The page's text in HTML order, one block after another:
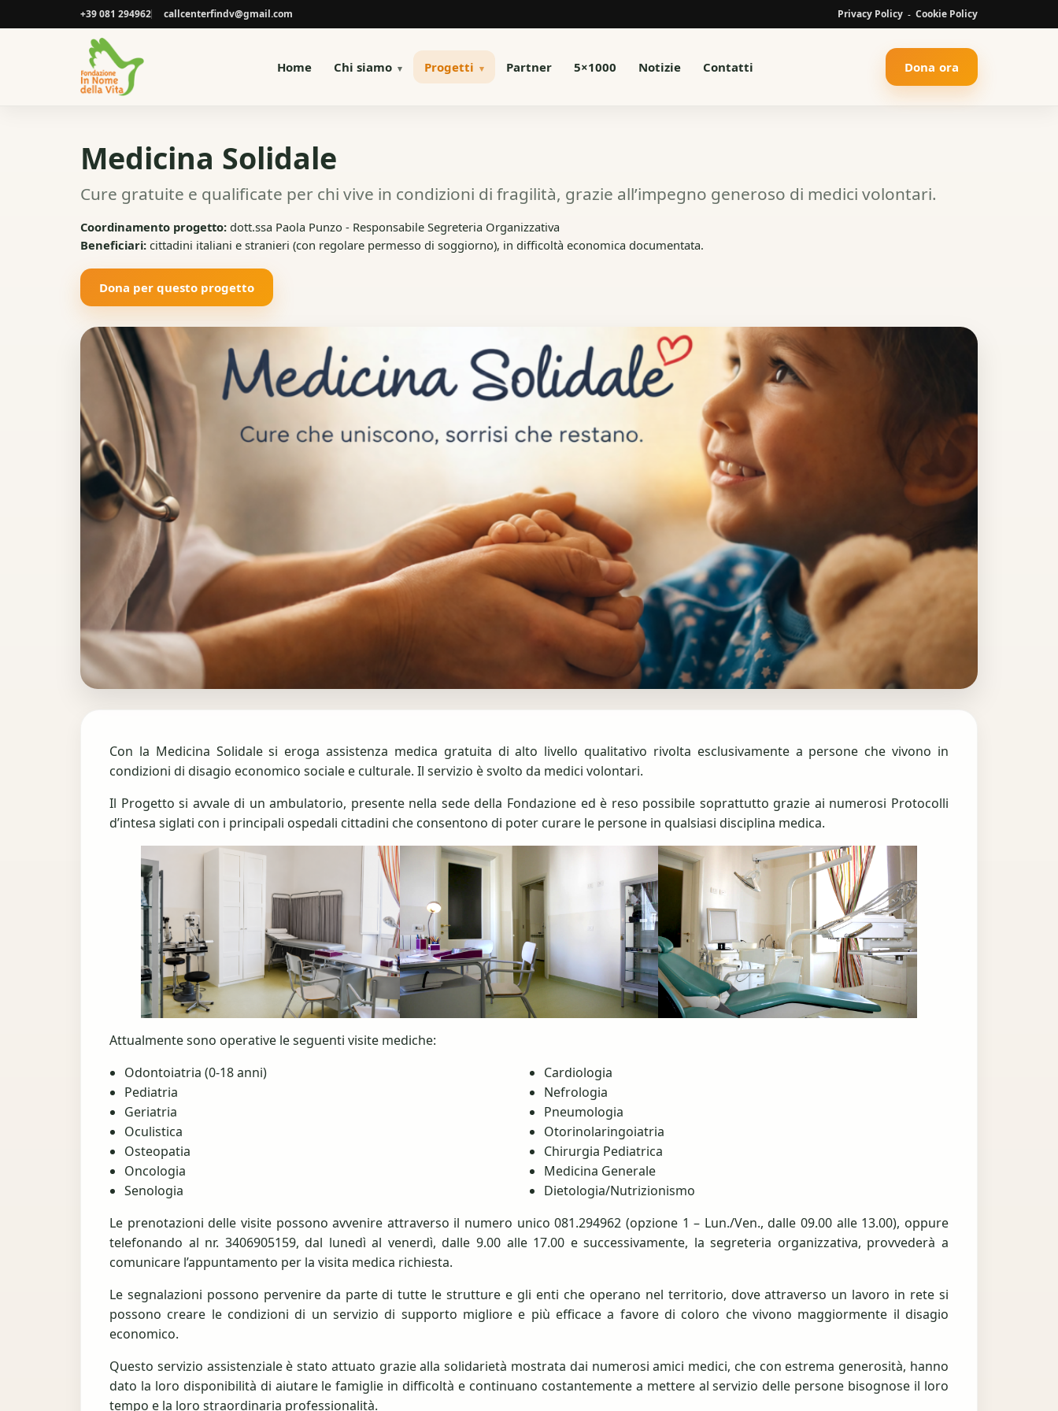
+39 081 294962 callcenterfindv@gmail.com Privacy Policy - Cookie Policy
Home Chi siamo Progetti Partner 5×1000 Notizie Contatti Dona ora
Medicina Solidale
Cure gratuite e qualificate per chi vive in condizioni di fragilità, grazie all’impegno generoso di medici volontari.
Coordinamento progetto: dott.ssa Paola Punzo - Responsabile Segreteria Organizzativa
Beneficiari: cittadini italiani e stranieri (con regolare permesso di soggiorno), in difficoltà economica documentata.
Dona per questo progetto
Con la Medicina Solidale si eroga assistenza medica gratuita di alto livello qualitativo rivolta esclusivamente a persone che vivono in
condizioni di disagio economico sociale e culturale. Il servizio è svolto da medici volontari.
Il Progetto si avvale di un ambulatorio, presente nella sede della Fondazione ed è reso possibile soprattutto grazie ai numerosi Protocolli
d’intesa siglati con i principali ospedali cittadini che consentono di poter curare le persone in qualsiasi disciplina medica.
Attualmente sono operative le seguenti visite mediche:
Odontoiatria (0-18 anni)
Pediatria
Geriatria
Oculistica
Osteopatia
Oncologia
Senologia
Cardiologia
Nefrologia
Pneumologia
Otorinolaringoiatria
Chirurgia Pediatrica
Medicina Generale
Dietologia/Nutrizionismo
Le prenotazioni delle visite possono avvenire attraverso il numero unico 081.294962 (opzione 1 – Lun./Ven., dalle 09.00 alle 13.00), oppure
telefonando al nr. 3406905159, dal lunedì al venerdì, dalle 9.00 alle 17.00 e successivamente, la segreteria organizzativa, provvederà a
comunicare l’appuntamento per la visita medica richiesta.
Le segnalazioni possono pervenire da parte di tutte le strutture e gli enti che operano nel territorio, dove attraverso un lavoro in rete si
possono creare le condizioni di un servizio di supporto migliore e più efficace a favore di coloro che vivono maggiormente il disagio
economico.
Questo servizio assistenziale è stato attuato grazie alla solidarietà mostrata dai numerosi amici medici, che con estrema generosità, hanno
dato la loro disponibilità di aiutare le famiglie in difficoltà e continuano costantemente a mettere al servizio delle persone bisognose il loro
tempo e la loro straordinaria professionalità.